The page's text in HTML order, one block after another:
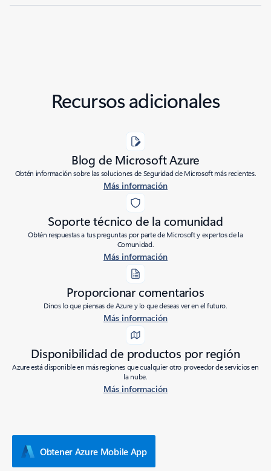
Recursos adicionales
Blog de Microsoft Azure
Obtén información sobre las soluciones de Seguridad de Microsoft más recientes.
Más información
Soporte técnico de la comunidad
Obtén respuestas a tus preguntas por parte de Microsoft y expertos de la
Comunidad.
Más información
Proporcionar comentarios
Dinos lo que piensas de Azure y lo que deseas ver en el futuro.
Más información
Disponibilidad de productos por región
Azure está disponible en más regiones que cualquier otro proveedor de servicios en
la nube.
Más información
Obtener Azure Mobile App